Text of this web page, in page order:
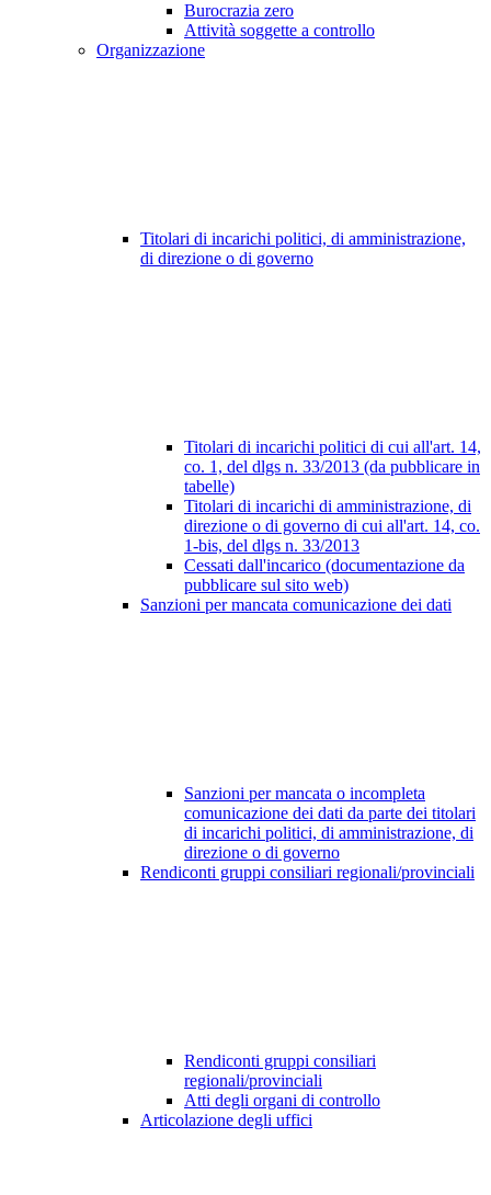
Burocrazia zero
Attività soggette a controllo
Organizzazione
Titolari di incarichi politici, di amministrazione,
di direzione o di governo
Titolari di incarichi politici di cui all'art. 14,
co. 1, del dlgs n. 33/2013 (da pubblicare in
tabelle)
Titolari di incarichi di amministrazione, di
direzione o di governo di cui all'art. 14, co.
1-bis, del dlgs n. 33/2013
Cessati dall'incarico (documentazione da
pubblicare sul sito web)
Sanzioni per mancata comunicazione dei dati
Sanzioni per mancata o incompleta
comunicazione dei dati da parte dei titolari
di incarichi politici, di amministrazione, di
direzione o di governo
Rendiconti gruppi consiliari regionali/provinciali
Rendiconti gruppi consiliari
regionali/provinciali
Atti degli organi di controllo
Articolazione degli uffici